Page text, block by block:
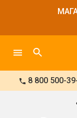
8 800 500-